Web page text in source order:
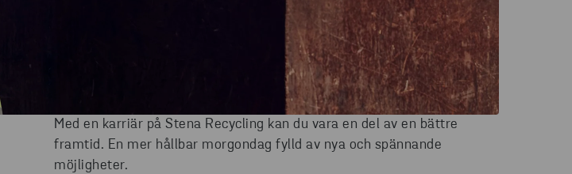
Med en karriär på Stena Recycling kan du vara en del av en bättre
framtid. En mer hållbar morgondag fylld av nya och spännande
möjligheter.